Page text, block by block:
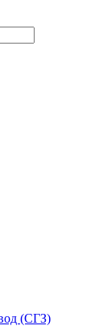
(СГЗ)